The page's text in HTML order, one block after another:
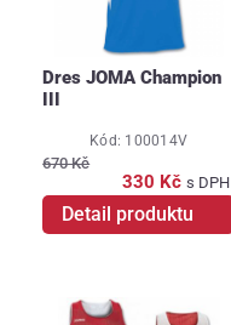
Dres JOMA Champion
III
Kód: 100014V
670 Kč
330 Kč s DPH
Detail produktu